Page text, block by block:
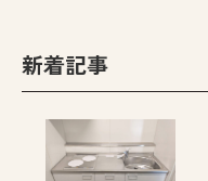
新着記事